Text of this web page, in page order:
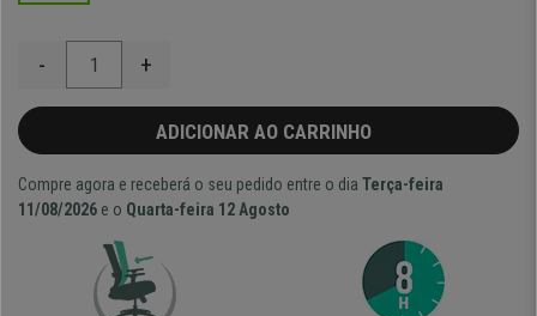
- +
ADICIONAR AO CARRINHO
Compre agora e receberá o seu pedido entre o dia Terça-feira
11/08/2026 e o Quarta-feira 12 Agosto